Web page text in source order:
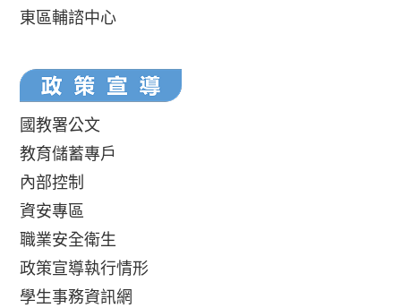
東區輔諮中心
國教署公文
教育儲蓄專戶
內部控制
資安專區
職業安全衛生
政策宣導執行情形
學生事務資訊網